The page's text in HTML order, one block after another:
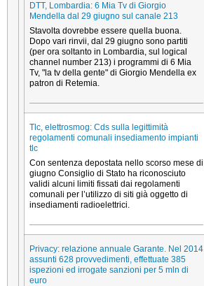
DTT, Lombardia: 6 Mia Tv di Giorgio
Mendella dal 29 giugno sul canale 213
Stavolta dovrebbe essere quella buona.
Dopo vari rinvii, dal 29 giugno sono partiti
(per ora soltanto in Lombardia, sul logical
channel number 213) i programmi di 6 Mia
Tv, "la tv della gente" di Giorgio Mendella ex
patron di Retemia.
Tlc, elettrosmog: Cds sulla legittimità
regolamenti comunali insediamento impianti
tlc
Con sentenza depostata nello scorso mese di
giugno Consiglio di Stato ha riconosciuto
validi alcuni limiti fissati dai regolamenti
comunali per l’utilizzo di siti già oggetto di
insediamenti radioelettrici.
Privacy: relazione annuale Garante. Nel 2014
assunti 628 provvedimenti, effettuate 385
ispezioni ed irrogate sanzioni per 5 mln di
euro